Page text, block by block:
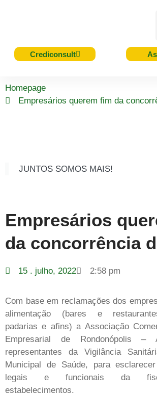
Crediconsult
Homepage
Empresários querem fim da
JUNTOS SOMOS MAIS!
Empresários
da concorrência
15 . julho, 2022 2:58 pm
Com base em reclamações dos
alimentação (bares e
padarias e afins) a Associação
Empresarial de Rondonópolis –
representantes da Vigilância
Municipal de Saúde, para
legais e funcionais da
estabelecimentos.